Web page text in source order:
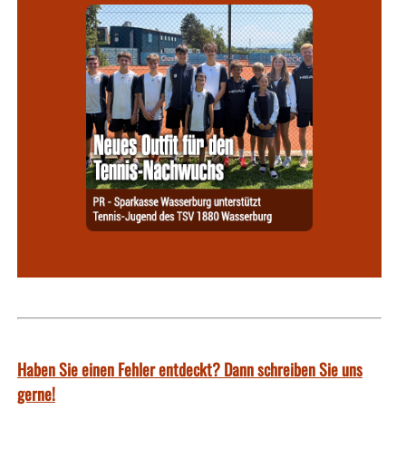
Haben Sie einen Fehler entdeckt? Dann schreiben Sie uns
gerne!